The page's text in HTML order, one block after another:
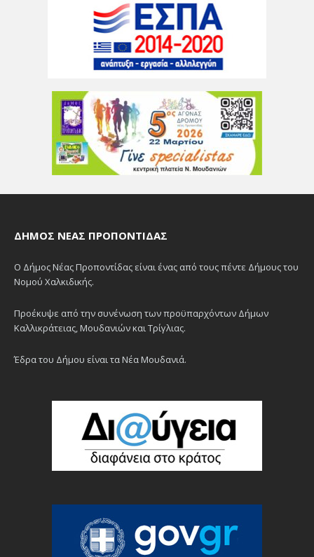
ΔΉΜΟΣ ΝΈΑΣ ΠΡΟΠΟΝΤΊΔΑΣ
Ο Δήμος Νέας Προποντίδας είναι ένας από τους πέντε Δήμους του
Νομού Χαλκιδικής.
Προέκυψε από την συνένωση των προϋπαρχόντων Δήμων
Καλλικράτειας, Μουδανιών και Τρίγλιας.
Έδρα του Δήμου είναι τα Νέα Μουδανιά.